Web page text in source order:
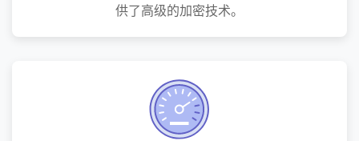
供了高级的加密技术。